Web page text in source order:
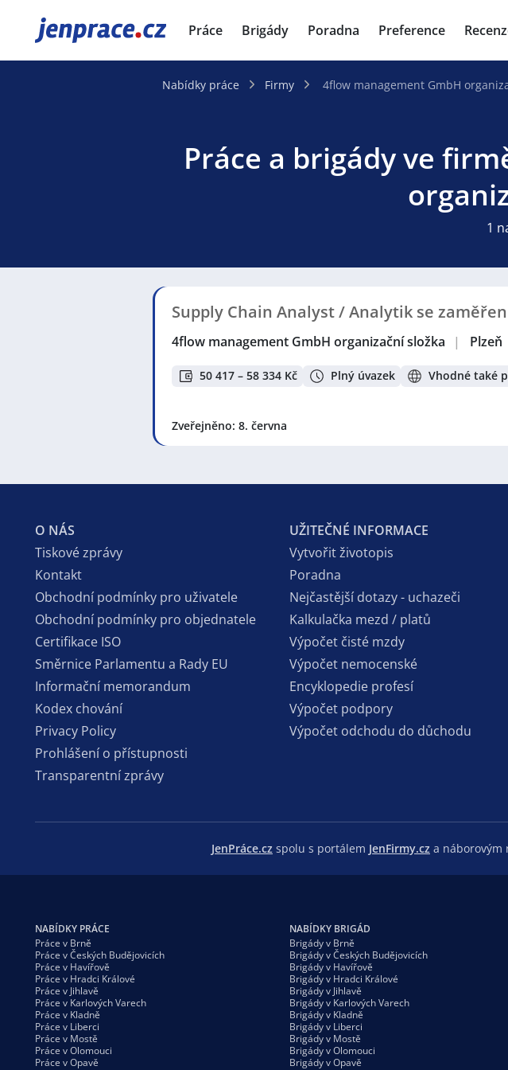
JenPráce.cz Práce Brigády Poradna Preference
Nabídky práce Firmy 4flow management GmbH
Práce a brigády ve
1
Supply Chain Analyst / Analytik se
4flow management GmbH organizační složka | Plzeň
50 417 – 58 334 Kč Plný úvazek Vhodné také
Zveřejněno: 8. června
O NÁS
Tiskové zprávy
Kontakt
Obchodní podmínky pro uživatele
Obchodní podmínky pro objednatele
Certifikace ISO
Směrnice Parlamentu a Rady EU
Informační memorandum
Kodex chování
Privacy Policy
Prohlášení o přístupnosti
Transparentní zprávy
UŽITEČNÉ INFORMACE
Vytvořit životopis
Poradna
Nejčastější dotazy - uchazeči
Kalkulačka mezd / platů
Výpočet čisté mzdy
Výpočet nemocenské
Encyklopedie profesí
Výpočet podpory
Výpočet odchodu do důchodu
JenPráce.cz spolu s portálem JenFirmy.cz a náborovým
NABÍDKY PRÁCE
Práce v Brně
Práce v Českých Budějovicích
Práce v Havířově
Práce v Hradci Králové
Práce v Jihlavě
Práce v Karlových Varech
Práce v Kladně
Práce v Liberci
Práce v Mostě
Práce v Olomouci
Práce v Opavě
NABÍDKY BRIGÁD
Brigády v Brně
Brigády v Českých Budějovicích
Brigády v Havířově
Brigády v Hradci Králové
Brigády v Jihlavě
Brigády v Karlových Varech
Brigády v Kladně
Brigády v Liberci
Brigády v Mostě
Brigády v Olomouci
Brigády v Opavě